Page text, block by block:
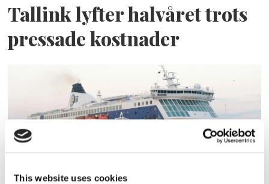
This website uses cookies
Tallink lyfter halvåret trots
pressade kostnader